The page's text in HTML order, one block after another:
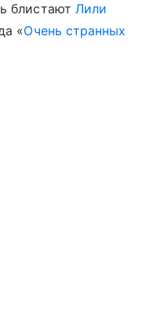
блистают Лили
«Очень странных